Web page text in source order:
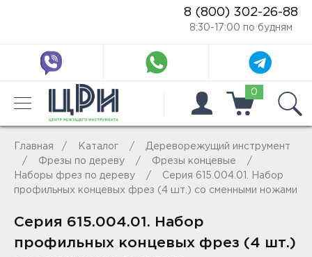
8 (800) 302-26-88
8:30-17:00 по будням
0
Главная Каталог
Дереворежущий инструмент
Фрезы по дереву
Фрезы концевые
Наборы фрез по дереву
Серия 615.004.01. Набор
профильных концевых фрез (4 шт.) со сменными ножами
Серия 615.004.01. Набор
профильных концевых фрез (4 шт.)